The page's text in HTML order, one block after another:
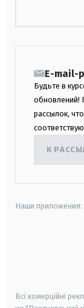
E-mail-
Будьте в
обновлений!
рассылок,
К
Наши приложения:
Всі комерційні